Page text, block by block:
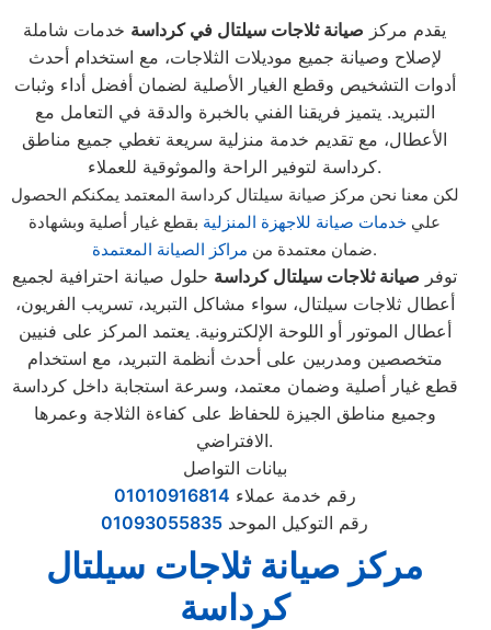
يقدم مركز صيانة ثلاجات سيلتال في كرداسة خدمات شاملة
لإصلاح وصيانة جميع موديلات الثلاجات، مع استخدام أحدث
أدوات التشخيص وقطع الغيار الأصلية لضمان أفضل أداء وثبات
التبريد. يتميز فريقنا الفني بالخبرة والدقة في التعامل مع
الأعطال، مع تقديم خدمة منزلية سريعة تغطي جميع مناطق
كرداسة لتوفير الراحة والموثوقية للعملاء.
لكن معنا نحن مركز صيانة سيلتال كرداسة المعتمد يمكنكم الحصول
علي خدمات صيانة للاجهزة المنزلية بقطع غيار أصلية وبشهادة
ضمان معتمدة من مراكز الصيانة المعتمدة .
توفر صيانة ثلاجات سيلتال كرداسة حلول صيانة احترافية لجميع
أعطال ثلاجات سيلتال، سواء مشاكل التبريد، تسريب الفريون،
أعطال الموتور أو اللوحة الإلكترونية. يعتمد المركز على فنيين
متخصصين ومدربين على أحدث أنظمة التبريد، مع استخدام
قطع غيار أصلية وضمان معتمد، وسرعة استجابة داخل كرداسة
وجميع مناطق الجيزة للحفاظ على كفاءة الثلاجة وعمرها
الافتراضي.
بيانات التواصل
رقم خدمة عملاء 01010916814
رقم التوكيل الموحد 01093055835
مركز صيانة ثلاجات سيلتال
كرداسة